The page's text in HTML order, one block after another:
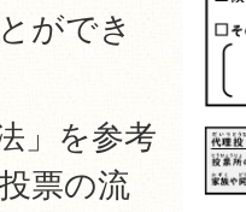
ができ
」を参考
票の流